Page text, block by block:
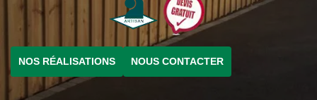
NOS RÉALISATIONS NOUS CONTACTER